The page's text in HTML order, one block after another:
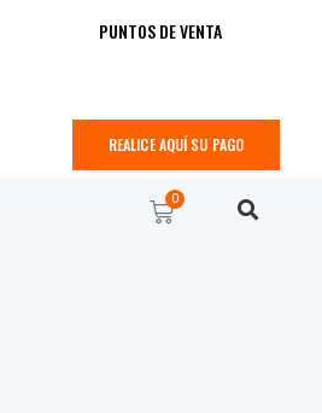
PUNTOS DE VENTA
REALICE AQUÍ SU PAGO
0